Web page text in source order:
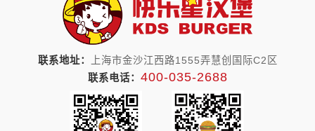
联系地址：
上海市金沙江西路1555弄慧创国际C2区
联系电话： 400-035-2688